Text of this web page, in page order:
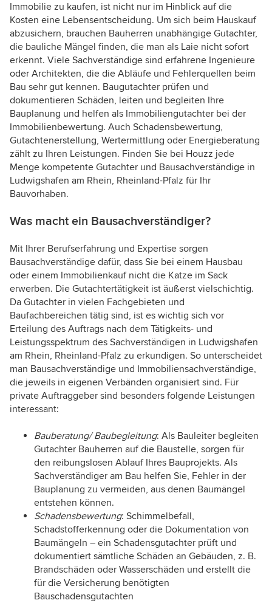
Immobilie zu kaufen, ist nicht nur im Hinblick auf die
Kosten eine Lebensentscheidung. Um sich beim Hauskauf
abzusichern, brauchen Bauherren unabhängige Gutachter,
die bauliche Mängel finden, die man als Laie nicht sofort
erkennt. Viele Sachverständige sind erfahrene Ingenieure
oder Architekten, die die Abläufe und Fehlerquellen beim
Bau sehr gut kennen. Baugutachter prüfen und
dokumentieren Schäden, leiten und begleiten Ihre
Bauplanung und helfen als Immobiliengutachter bei der
Immobilienbewertung. Auch Schadensbewertung,
Gutachtenerstellung, Wertermittlung oder Energieberatung
zählt zu Ihren Leistungen. Finden Sie bei Houzz jede
Menge kompetente Gutachter und Bausachverständige in
Ludwigshafen am Rhein, Rheinland-Pfalz für Ihr
Bauvorhaben.
Was macht ein Bausachverständiger?
Mit Ihrer Berufserfahrung und Expertise sorgen
Bausachverständige dafür, dass Sie bei einem Hausbau
oder einem Immobilienkauf nicht die Katze im Sack
erwerben. Die Gutachtertätigkeit ist äußerst vielschichtig.
Da Gutachter in vielen Fachgebieten und
Baufachbereichen tätig sind, ist es wichtig sich vor
Erteilung des Auftrags nach dem Tätigkeits- und
Leistungsspektrum des Sachverständigen in Ludwigshafen
am Rhein, Rheinland-Pfalz zu erkundigen. So unterscheidet
man Bausachverständige und Immobiliensachverständige,
die jeweils in eigenen Verbänden organisiert sind. Für
private Auftraggeber sind besonders folgende Leistungen
interessant:
Bauberatung/ Baubegleitung: Als Bauleiter begleiten
Gutachter Bauherren auf die Baustelle, sorgen für
den reibungslosen Ablauf Ihres Bauprojekts. Als
Sachverständiger am Bau helfen Sie, Fehler in der
Bauplanung zu vermeiden, aus denen Baumängel
entstehen können.
Schadensbewertung: Schimmelbefall,
Schadstofferkennung oder die Dokumentation von
Baumängeln – ein Schadensgutachter prüft und
dokumentiert sämtliche Schäden an Gebäuden, z. B.
Brandschäden oder Wasserschäden und erstellt die
für die Versicherung benötigten
Bauschadensgutachten